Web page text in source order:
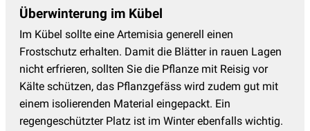
Überwinterung im Kübel
Im Kübel sollte eine Artemisia generell einen
Frostschutz erhalten. Damit die Blätter in rauen Lagen
nicht erfrieren, sollten Sie die Pflanze mit Reisig vor
Kälte schützen, das Pflanzgefäss wird zudem gut mit
einem isolierenden Material eingepackt. Ein
regengeschützter Platz ist im Winter ebenfalls wichtig.